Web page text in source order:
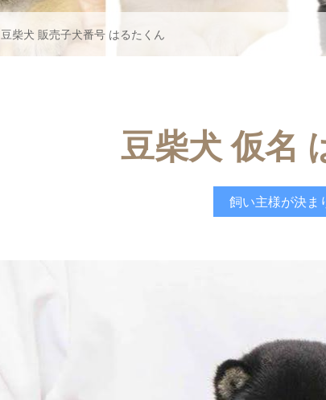
豆柴犬 販売子犬番号 はるたくん
豆柴犬 仮名
飼い主様が決ま